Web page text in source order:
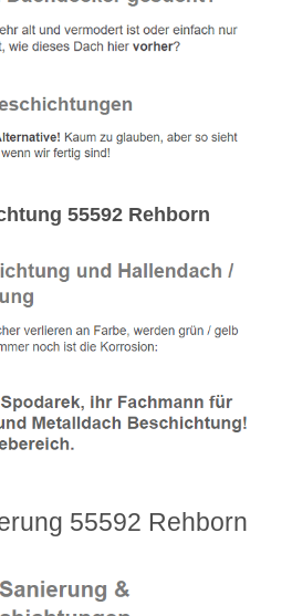
55592 Rehborn
55592 Rehborn